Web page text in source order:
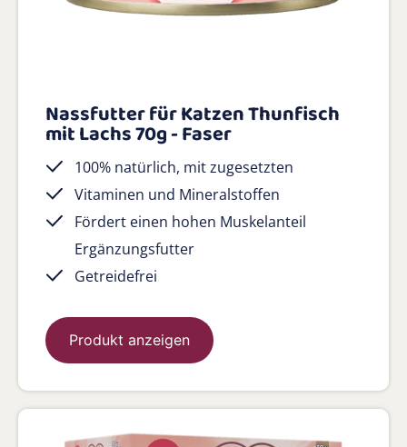
Nassfutter für Katzen Thunfisch
mit Lachs 70g - Faser
100% natürlich, mit zugesetzten
Vitaminen und Mineralstoffen
Fördert einen hohen Muskelanteil
Ergänzungsfutter
Getreidefrei
Produkt anzeigen